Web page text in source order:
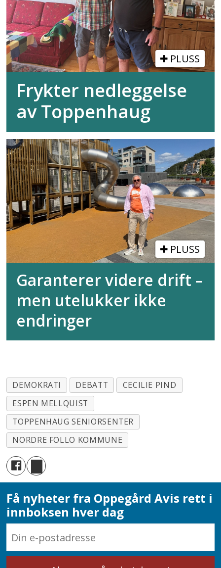
PLUSS
Frykter nedleggelse
av Toppenhaug
PLUSS
Garanterer videre drift –
men utelukker ikke
endringer
DEMOKRATI DEBATT
CECILIE PIND
ESPEN MELLQUIST
TOPPENHAUG SENIORSENTER
NORDRE FOLLO KOMMUNE
Få nyheter fra Oppegård Avis rett i
innboksen hver dag